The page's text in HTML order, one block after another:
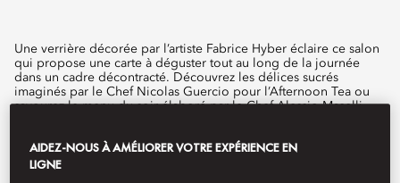
Une verrière décorée par l’artiste Fabrice Hyber éclaire ce salon
qui propose une carte à déguster tout au long de la journée
dans un cadre décontracté. Découvrez les délices sucrés
imaginés par le Chef Nicolas Guercio pour l’Afternoon Tea ou
savourez le menu du soir élaboré par le Chef Alessio Maselli,
AIDEZ-NOUS À AMÉLIORER VOTRE EXPÉRIENCE EN
LIGNE